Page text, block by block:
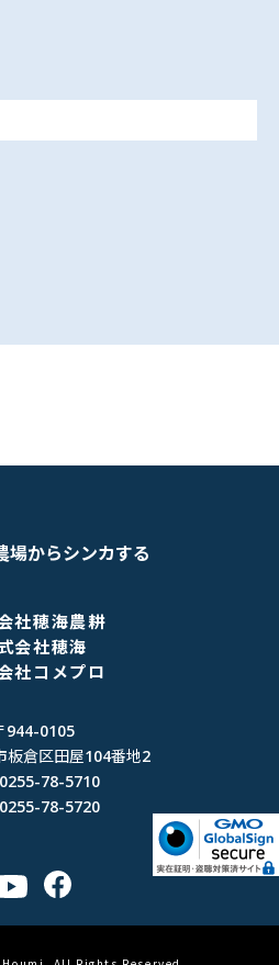
場からシンカする
社穂海農耕
会社穂海
社コメプロ
944-0105
板倉区田屋104番地2
78-5710
78-5720